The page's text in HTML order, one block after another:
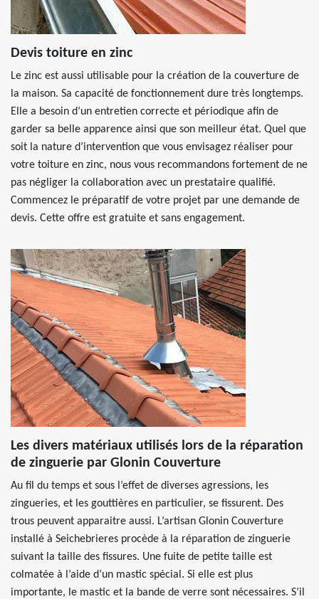
Devis toiture en zinc
Le zinc est aussi utilisable pour la création de la couverture de
la maison. Sa capacité de fonctionnement dure très longtemps.
Elle a besoin d’un entretien correcte et périodique afin de
garder sa belle apparence ainsi que son meilleur état. Quel que
soit la nature d’intervention que vous envisagez réaliser pour
votre toiture en zinc, nous vous recommandons fortement de ne
pas négliger la collaboration avec un prestataire qualifié.
Commencez le préparatif de votre projet par une demande de
devis. Cette offre est gratuite et sans engagement.
Les divers matériaux utilisés lors de la réparation
de zinguerie par Glonin Couverture
Au fil du temps et sous l’effet de diverses agressions, les
zingueries, et les gouttières en particulier, se fissurent. Des
trous peuvent apparaitre aussi. L’artisan Glonin Couverture
installé à Seichebrieres procède à la réparation de zinguerie
suivant la taille des fissures. Une fuite de petite taille est
colmatée à l’aide d’un mastic spécial. Si elle est plus
importante, le mastic et la bande de verre sont nécessaires. S’il